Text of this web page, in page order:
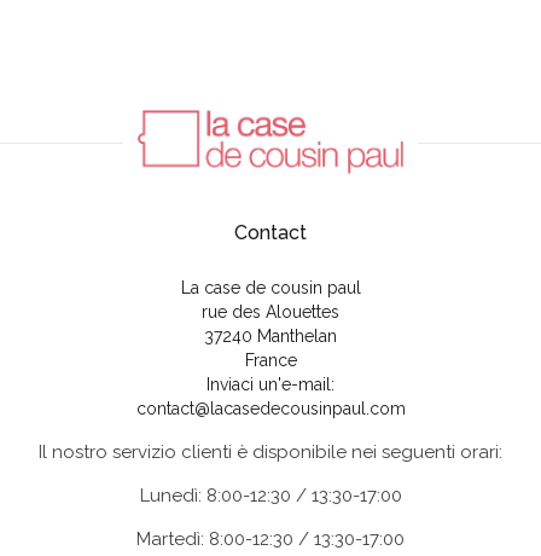
Contact
La case de cousin paul
rue des Alouettes
37240 Manthelan
France
Inviaci un'e-mail:
contact@lacasedecousinpaul.com
Il nostro servizio clienti è disponibile nei seguenti orari:
Lunedì: 8:00-12:30 / 13:30-17:00
Martedì: 8:00-12:30 / 13:30-17:00